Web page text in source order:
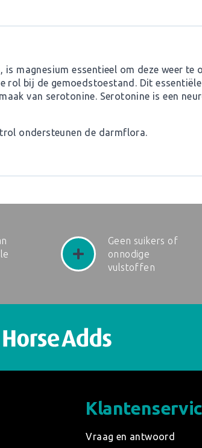
magnesium essentieel om deze weer te
rol bij de gemoedstoestand. Dit
van serotonine. Serotonine is een
ondersteunen de darmflora.
Geen suikers of
onnodige
vulstoffen
Vraag en antwoord